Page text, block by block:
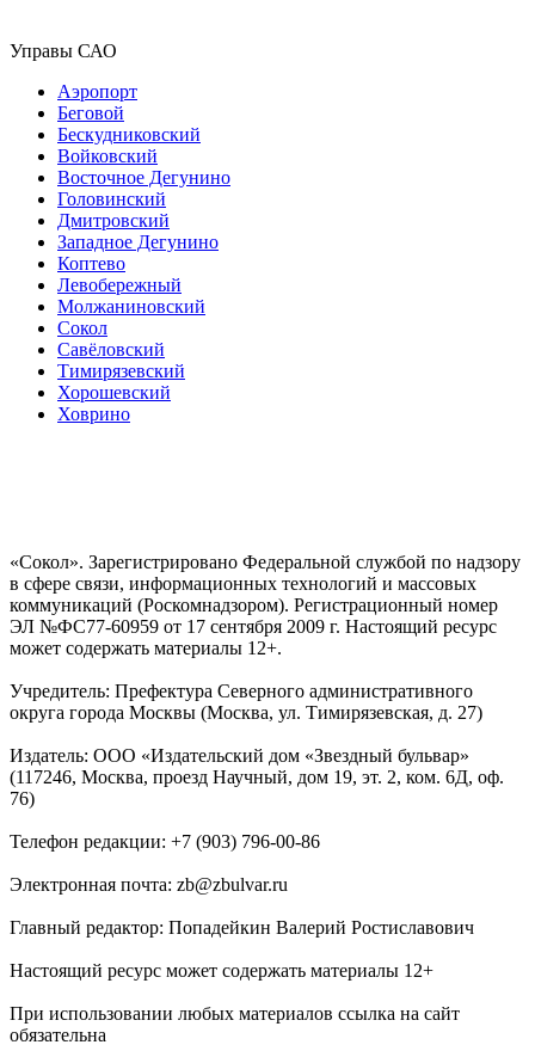
Управы САО
Аэропорт
Беговой
Бескудниковский
Войковский
Восточное Дегунино
Головинский
Дмитровский
Западное Дегунино
Коптево
Левобережный
Молжаниновский
Сокол
Савёловский
Тимирязевский
Хорошевский
Ховрино
«Сокол». Зарегистрировано Федеральной службой по надзору
в сфере связи, информационных технологий и массовых
коммуникаций (Роскомнадзором). Регистрационный номер
ЭЛ №ФС77-60959 от 17 сентября 2009 г. Настоящий ресурс
может содержать материалы 12+.
Учредитель: Префектура Северного административного
округа города Москвы (Москва, ул. Тимирязевская, д. 27)
Издатель: ООО «Издательский дом «Звездный бульвар»
(117246, Москва, проезд Научный, дом 19, эт. 2, ком. 6Д, оф.
76)
Телефон редакции: +7 (903) 796-00-86
Электронная почта: zb@zbulvar.ru
Главный редактор: Попадейкин Валерий Ростиславович
Настоящий ресурс может содержать материалы 12+
При использовании любых материалов ссылка на сайт
обязательна